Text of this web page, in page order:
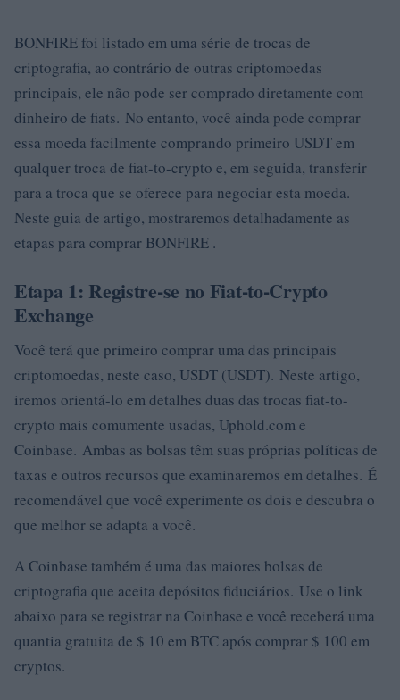
BONFIRE foi listado em uma série de trocas de
criptografia, ao contrário de outras criptomoedas
principais, ele não pode ser comprado diretamente com
dinheiro de fiats. No entanto, você ainda pode comprar
essa moeda facilmente comprando primeiro USDT em
qualquer troca de fiat-to-crypto e, em seguida, transferir
para a troca que se oferece para negociar esta moeda.
Neste guia de artigo, mostraremos detalhadamente as
etapas para comprar BONFIRE .
Etapa 1: Registre-se no Fiat-to-Crypto
Exchange
Você terá que primeiro comprar uma das principais
criptomoedas, neste caso, USDT (USDT). Neste artigo,
iremos orientá-lo em detalhes duas das trocas fiat-to-
crypto mais comumente usadas, Uphold.com e
Coinbase. Ambas as bolsas têm suas próprias políticas de
taxas e outros recursos que examinaremos em detalhes. É
recomendável que você experimente os dois e descubra o
que melhor se adapta a você.
A Coinbase também é uma das maiores bolsas de
criptografia que aceita depósitos fiduciários. Use o link
abaixo para se registrar na Coinbase e você receberá uma
quantia gratuita de $ 10 em BTC após comprar $ 100 em
cryptos.